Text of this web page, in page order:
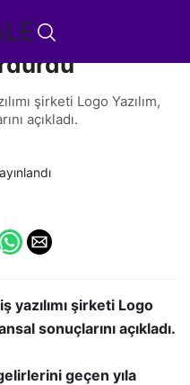
güçlü
şirketi Logo Yazılım,
açıkladı.
yazılımı şirketi Logo
sonuçlarını açıkladı.
geçen yıla